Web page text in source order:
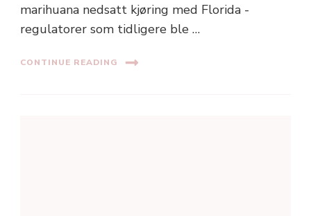
marihuana nedsatt kjøring med Florida -
regulatorer som tidligere ble …
CONTINUE READING